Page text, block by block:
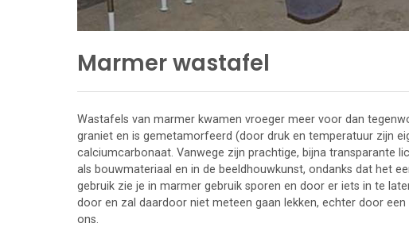
Marmer wastafel
Wastafels van marmer kwamen vroeger meer voor dan
graniet en is gemetamorfeerd (door druk en temperatuur zijn
calciumcarbonaat. Vanwege zijn prachtige, bijna transparante
als bouwmateriaal en in de beeldhouwkunst, ondanks dat het
gebruik zie je in marmer gebruik sporen en door er iets in te
door en zal daardoor niet meteen gaan lekken, echter door
ons.